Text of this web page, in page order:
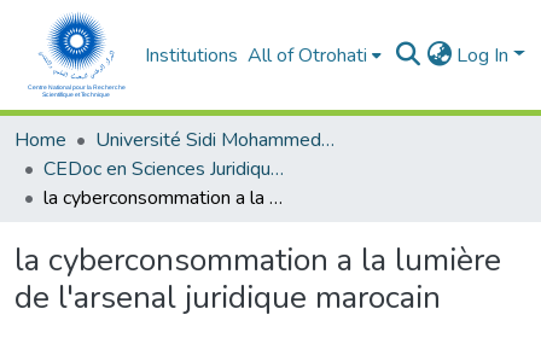
Institutions All of Otrohati Log In
Home
Université Sidi Mohammed Ben Abdellah - Fès
CEDoc en Sciences Juridiques, Economiques, Sociales, Chariaa et de Gestion (CED - SJESCG)
la cyberconsommation a la lumière de l'arsenal juridique marocain
la cyberconsommation a la lumière
de l'arsenal juridique marocain